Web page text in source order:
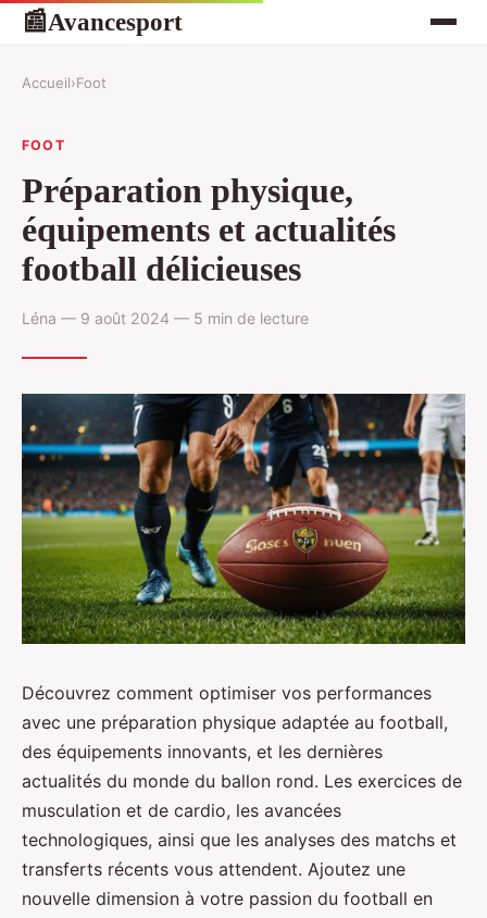
📰Avancesport
Accueil›Foot
FOOT
Préparation physique,
équipements et actualités
football délicieuses
Léna — 9 août 2024 — 5 min de lecture
Découvrez comment optimiser vos performances
avec une préparation physique adaptée au football,
des équipements innovants, et les dernières
actualités du monde du ballon rond. Les exercices de
musculation et de cardio, les avancées
technologiques, ainsi que les analyses des matchs et
transferts récents vous attendent. Ajoutez une
nouvelle dimension à votre passion du football en